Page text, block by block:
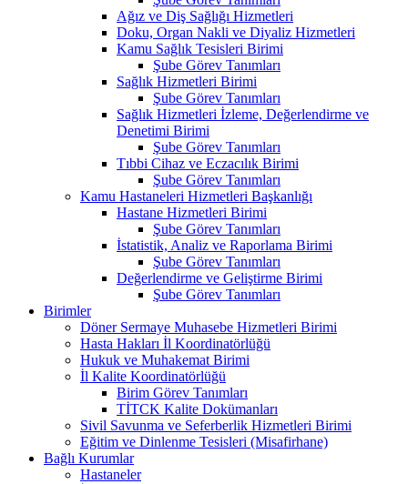
Ağız ve Diş Sağlığı Hizmetleri
Doku, Organ Nakli ve Diyaliz Hizmetleri
Kamu Sağlık Tesisleri Birimi
Şube Görev Tanımları
Sağlık Hizmetleri Birimi
Şube Görev Tanımları
Sağlık Hizmetleri İzleme, Değerlendirme ve
Denetimi Birimi
Şube Görev Tanımları
Tıbbi Cihaz ve Eczacılık Birimi
Şube Görev Tanımları
Kamu Hastaneleri Hizmetleri Başkanlığı
Hastane Hizmetleri Birimi
Şube Görev Tanımları
İstatistik, Analiz ve Raporlama Birimi
Şube Görev Tanımları
Değerlendirme ve Geliştirme Birimi
Şube Görev Tanımları
Birimler
Döner Sermaye Muhasebe Hizmetleri Birimi
Hasta Hakları İl Koordinatörlüğü
Hukuk ve Muhakemat Birimi
İl Kalite Koordinatörlüğü
Birim Görev Tanımları
TİTCK Kalite Dokümanları
Sivil Savunma ve Seferberlik Hizmetleri Birimi
Eğitim ve Dinlenme Tesisleri (Misafirhane)
Bağlı Kurumlar
Hastaneler